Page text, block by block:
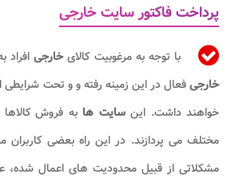
پرداخت فاکتور سایت خارجی
با توجه به مرغوبیت کالایخارجیافراد
خارجیفعال در این زمینه رفته و و تحت شرایطی
خواهند داشت. اینسایت هابه فروش
مختلف می پردازند. در این راه بعضی کاربران
مشکلاتی از قبیل محدودیت های اعمال